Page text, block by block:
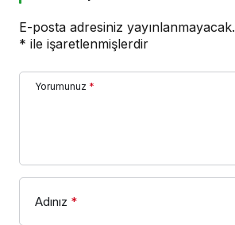
E-posta adresiniz yayınlanmayacak.
* ile işaretlenmişlerdir
Yorumunuz *
Adınız *